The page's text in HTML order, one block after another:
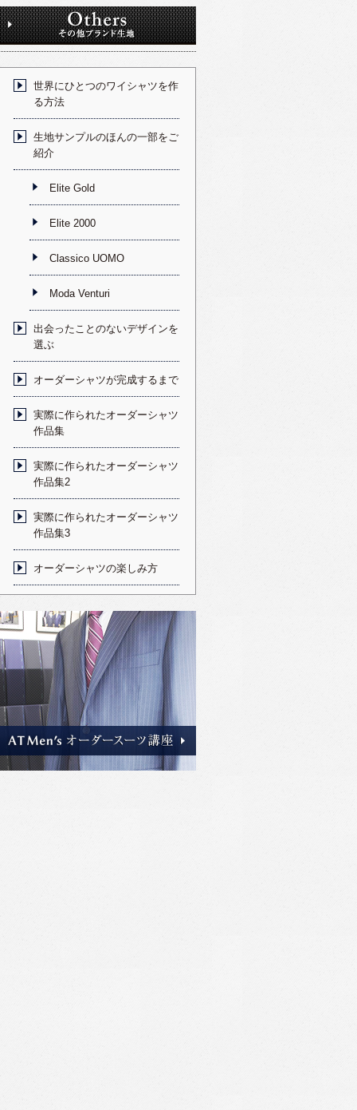
世界にひとつのワイシャツを作
る方法
生地サンプルのほんの一部をご
紹介
Elite Gold
Elite 2000
Classico UOMO
Moda Venturi
出会ったことのないデザインを
選ぶ
オーダーシャツが完成するまで
実際に作られたオーダーシャツ
作品集
実際に作られたオーダーシャツ
作品集2
実際に作られたオーダーシャツ
作品集3
オーダーシャツの楽しみ方